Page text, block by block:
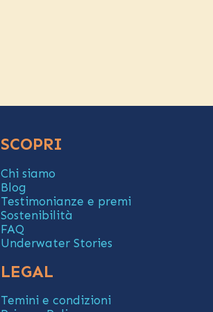
SCOPRI
Chi siamo
Blog
Testimonianze e premi
Sostenibilità
FAQ
Underwater Stories
LEGAL
Temini e condizioni